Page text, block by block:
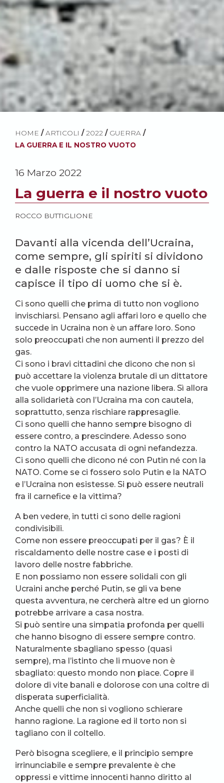
HOME / ARTICOLI / 2022 / GUERRA /
LA GUERRA E IL NOSTRO VUOTO
16 Marzo 2022
La guerra e il nostro vuoto
ROCCO BUTTIGLIONE
Davanti alla vicenda dell’Ucraina,
come sempre, gli spiriti si dividono
e dalle risposte che si danno si
capisce il tipo di uomo che si è.
Ci sono quelli che prima di tutto non vogliono
invischiarsi. Pensano agli affari loro e quello che
succede in Ucraina non è un affare loro. Sono
solo preoccupati che non aumenti il prezzo del
gas.
Ci sono i bravi cittadini che dicono che non si
può accettare la violenza brutale di un dittatore
che vuole opprimere una nazione libera. Sì allora
alla solidarietà con l’Ucraina ma con cautela,
soprattutto, senza rischiare rappresaglie.
Ci sono quelli che hanno sempre bisogno di
essere contro, a prescindere. Adesso sono
contro la NATO accusata di ogni nefandezza.
Ci sono quelli che dicono né con Putin né con la
NATO. Come se ci fossero solo Putin e la NATO
e l’Ucraina non esistesse. Si può essere neutrali
fra il carnefice e la vittima?
A ben vedere, in tutti ci sono delle ragioni
condivisibili.
Come non essere preoccupati per il gas? È il
riscaldamento delle nostre case e i posti di
lavoro delle nostre fabbriche.
E non possiamo non essere solidali con gli
Ucraini anche perché Putin, se gli va bene
questa avventura, ne cercherà altre ed un giorno
potrebbe arrivare a casa nostra.
Si può sentire una simpatia profonda per quelli
che hanno bisogno di essere sempre contro.
Naturalmente sbagliano spesso (quasi
sempre), ma l’istinto che li muove non è
sbagliato: questo mondo non piace. Copre il
dolore di vite banali e dolorose con una coltre di
disperata superficialità.
Anche quelli che non si vogliono schierare
hanno ragione. La ragione ed il torto non si
tagliano con il coltello.
Però bisogna scegliere, e il principio sempre
irrinunciabile e sempre prevalente è che
oppressi e vittime innocenti hanno diritto al